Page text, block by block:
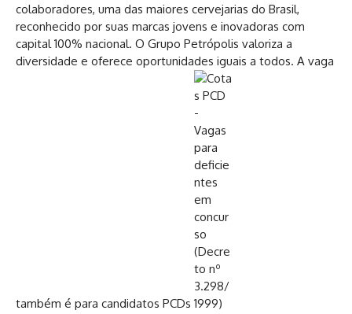
colaboradores, uma das maiores cervejarias do Brasil,
reconhecido por suas marcas jovens e inovadoras com
capital 100% nacional. O Grupo Petrópolis valoriza a
diversidade e oferece oportunidades iguais a todos. A vaga
também é para candidatos PCDs